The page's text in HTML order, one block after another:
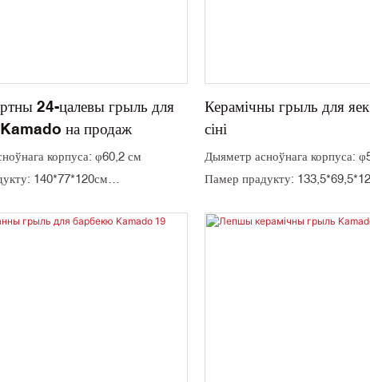
24-цалевы грыль для
на продаж
корпуса: φ60,2 см
140*77*120см
76*71*77см
Керамічны грыль для
сіні
Дыяметр асноўнага корпуса:
Памер прадукту:
Кардонная скрынка: